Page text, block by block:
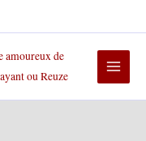
amoureux de
ou Reuze